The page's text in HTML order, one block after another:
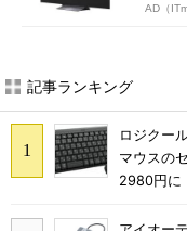
AD（
記事ランキング
ロジクー
マウスの
2980円に